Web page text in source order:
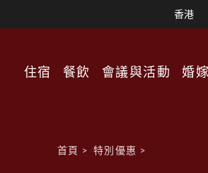
香港
住宿 餐飲 會議與活動 婚嫁
首頁 > 特別優惠 >